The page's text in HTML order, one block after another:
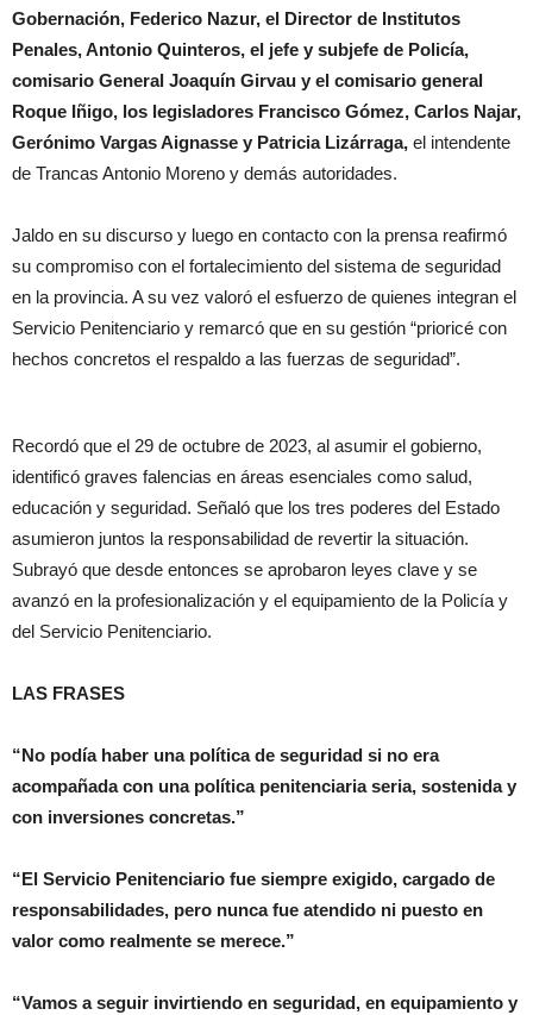
Gobernación, Federico Nazur, el Director de Institutos
Penales, Antonio Quinteros, el jefe y subjefe de Policía,
comisario General Joaquín Girvau y el comisario general
Roque Iñigo, los legisladores Francisco Gómez, Carlos Najar,
Gerónimo Vargas Aignasse y Patricia Lizárraga, el intendente
de Trancas Antonio Moreno y demás autoridades.
Jaldo en su discurso y luego en contacto con la prensa reafirmó
su compromiso con el fortalecimiento del sistema de seguridad
en la provincia. A su vez valoró el esfuerzo de quienes integran el
Servicio Penitenciario y remarcó que en su gestión “prioricé con
hechos concretos el respaldo a las fuerzas de seguridad”.
Recordó que el 29 de octubre de 2023, al asumir el gobierno,
identificó graves falencias en áreas esenciales como salud,
educación y seguridad. Señaló que los tres poderes del Estado
asumieron juntos la responsabilidad de revertir la situación.
Subrayó que desde entonces se aprobaron leyes clave y se
avanzó en la profesionalización y el equipamiento de la Policía y
del Servicio Penitenciario.
LAS FRASES
“No podía haber una política de seguridad si no era
acompañada con una política penitenciaria seria, sostenida y
con inversiones concretas.”
“El Servicio Penitenciario fue siempre exigido, cargado de
responsabilidades, pero nunca fue atendido ni puesto en
valor como realmente se merece.”
“Vamos a seguir invirtiendo en seguridad, en equipamiento y